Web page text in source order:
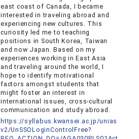
east coast of Canada, I became
interested in traveling abroad and
experiencing new cultures. This
curiosity led me to teaching
positions in South Korea, Taiwan
and now Japan. Based on my
experiences working in East Asia
and traveling around the world, I
hope to identify motivational
factors amongst students that
might foster an interest in
international issues, cross-cultural
communication and study abroad.
https://syllabus.kwansei.ac.jp/unias
v2/UnSSOLoginControlFree?